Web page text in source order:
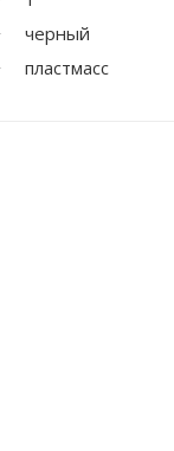
черный
пластмасс